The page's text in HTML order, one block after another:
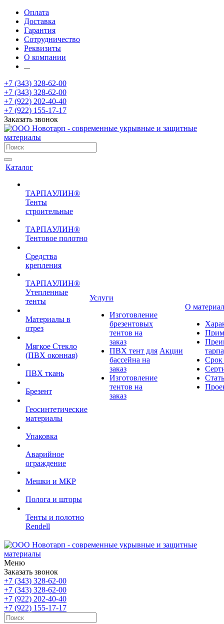
Оплата
Доставка
Гарантия
Сотрудничество
Реквизиты
О компании
...
+7 (343) 328-62-00
+7 (343) 328-62-00
+7 (922) 202-40-40
+7 (922) 155-17-17
Заказать звонок
Каталог
ТАРПАУЛИН®
Тенты
строительные
ТАРПАУЛИН®
Тентовое полотно
Средства
крепления
ТАРПАУЛИН®
Утепленные
тенты
Материалы в
отрез
Мягкое Стекло
(ПВХ оконная)
ПВХ ткань
Брезент
Геосинтетические
материалы
Упаковка
Аварийное
ограждение
Мешки и МКР
Полога и шторы
Тенты и полотно
Rendell
Услуги
Изготовление
брезентовых
тентов на
заказ
ПВХ тент для
бассейна на
заказ
Изготовление
тентов на
заказ
Акции
О
Меню
Заказать звонок
+7 (343) 328-62-00
+7 (343) 328-62-00
+7 (922) 202-40-40
+7 (922) 155-17-17